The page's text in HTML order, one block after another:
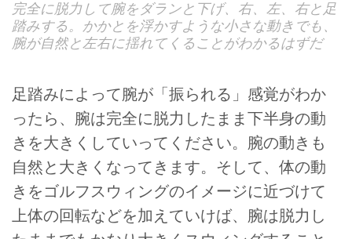
完全に脱力して腕をダランと下げ、右、左、右と足
踏みする。かかとを浮かすような小さな動きでも、
腕が自然と左右に揺れてくることがわかるはずだ
足踏みによって腕が「振られる」感覚がわか
ったら、腕は完全に脱力したまま下半身の動
きを大きくしていってください。腕の動きも
自然と大きくなってきます。そして、体の動
きをゴルフスウィングのイメージに近づけて
上体の回転などを加えていけば、腕は脱力し